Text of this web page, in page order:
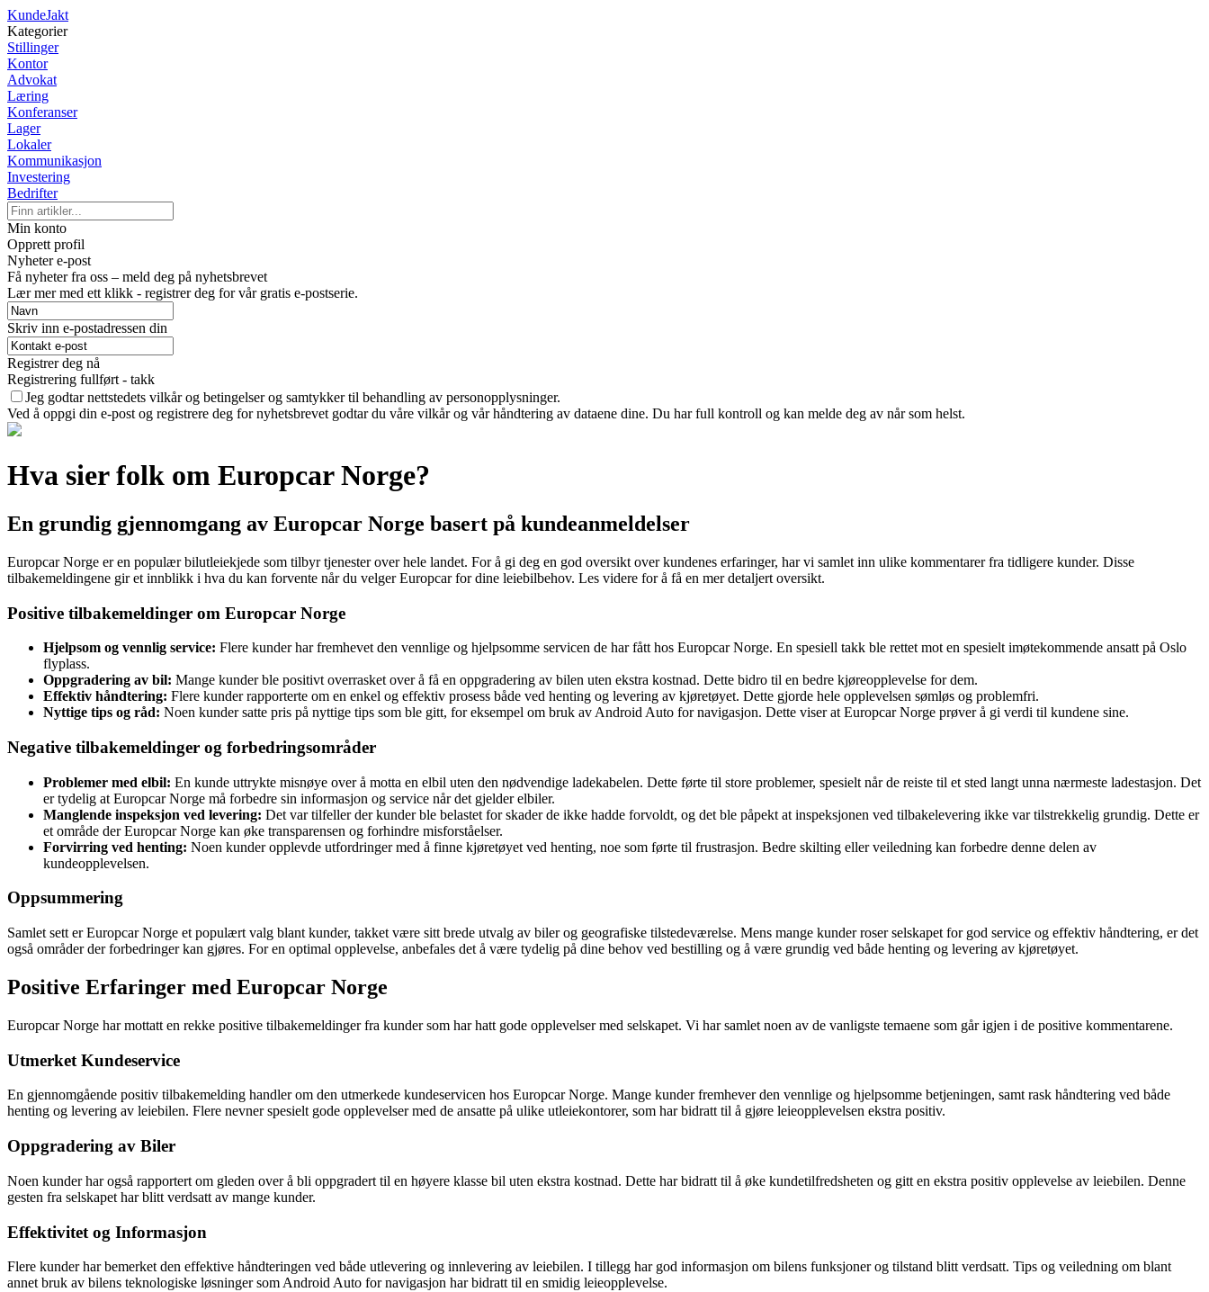
KundeJakt
Kategorier
Stillinger
Kontor
Advokat
Læring
Konferanser
Lager
Lokaler
Kommunikasjon
Investering
Bedrifter
Min konto
Opprett profil
Nyheter e-post
Få nyheter fra oss – meld deg på nyhetsbrevet
Lær mer med ett klikk - registrer deg for vår gratis e-postserie.
Skriv inn e-postadressen din
Registrer deg nå
Registrering fullført - takk
Jeg godtar nettstedets vilkår og betingelser og samtykker til behandling av personopplysninger.
Ved å oppgi din e-post og registrere deg for nyhetsbrevet godtar du våre vilkår og vår håndtering av dataene dine. Du har full kontroll og kan melde deg av når som helst.
Hva sier folk om Europcar Norge?
En grundig gjennomgang av Europcar Norge basert på kundeanmeldelser
Europcar Norge er en populær bilutleiekjede som tilbyr tjenester over hele landet. For å gi deg en god oversikt over kundenes erfaringer, har vi samlet inn ulike kommentarer fra tidligere kunder. Disse
tilbakemeldingene gir et innblikk i hva du kan forvente når du velger Europcar for dine leiebilbehov. Les videre for å få en mer detaljert oversikt.
Positive tilbakemeldinger om Europcar Norge
Hjelpsom og vennlig service: Flere kunder har fremhevet den vennlige og hjelpsomme servicen de har fått hos Europcar Norge. En spesiell takk ble rettet mot en spesielt imøtekommende ansatt på Oslo
flyplass.
Oppgradering av bil: Mange kunder ble positivt overrasket over å få en oppgradering av bilen uten ekstra kostnad. Dette bidro til en bedre kjøreopplevelse for dem.
Effektiv håndtering: Flere kunder rapporterte om en enkel og effektiv prosess både ved henting og levering av kjøretøyet. Dette gjorde hele opplevelsen sømløs og problemfri.
Nyttige tips og råd: Noen kunder satte pris på nyttige tips som ble gitt, for eksempel om bruk av Android Auto for navigasjon. Dette viser at Europcar Norge prøver å gi verdi til kundene sine.
Negative tilbakemeldinger og forbedringsområder
Problemer med elbil: En kunde uttrykte misnøye over å motta en elbil uten den nødvendige ladekabelen. Dette førte til store problemer, spesielt når de reiste til et sted langt unna nærmeste ladestasjon. Det
er tydelig at Europcar Norge må forbedre sin informasjon og service når det gjelder elbiler.
Manglende inspeksjon ved levering: Det var tilfeller der kunder ble belastet for skader de ikke hadde forvoldt, og det ble påpekt at inspeksjonen ved tilbakelevering ikke var tilstrekkelig grundig. Dette er
et område der Europcar Norge kan øke transparensen og forhindre misforståelser.
Forvirring ved henting: Noen kunder opplevde utfordringer med å finne kjøretøyet ved henting, noe som førte til frustrasjon. Bedre skilting eller veiledning kan forbedre denne delen av
kundeopplevelsen.
Oppsummering
Samlet sett er Europcar Norge et populært valg blant kunder, takket være sitt brede utvalg av biler og geografiske tilstedeværelse. Mens mange kunder roser selskapet for god service og effektiv håndtering, er det
også områder der forbedringer kan gjøres. For en optimal opplevelse, anbefales det å være tydelig på dine behov ved bestilling og å være grundig ved både henting og levering av kjøretøyet.
Positive Erfaringer med Europcar Norge
Europcar Norge har mottatt en rekke positive tilbakemeldinger fra kunder som har hatt gode opplevelser med selskapet. Vi har samlet noen av de vanligste temaene som går igjen i de positive kommentarene.
Utmerket Kundeservice
En gjennomgående positiv tilbakemelding handler om den utmerkede kundeservicen hos Europcar Norge. Mange kunder fremhever den vennlige og hjelpsomme betjeningen, samt rask håndtering ved både
henting og levering av leiebilen. Flere nevner spesielt gode opplevelser med de ansatte på ulike utleiekontorer, som har bidratt til å gjøre leieopplevelsen ekstra positiv.
Oppgradering av Biler
Noen kunder har også rapportert om gleden over å bli oppgradert til en høyere klasse bil uten ekstra kostnad. Dette har bidratt til å øke kundetilfredsheten og gitt en ekstra positiv opplevelse av leiebilen. Denne
gesten fra selskapet har blitt verdsatt av mange kunder.
Effektivitet og Informasjon
Flere kunder har bemerket den effektive håndteringen ved både utlevering og innlevering av leiebilen. I tillegg har god informasjon om bilens funksjoner og tilstand blitt verdsatt. Tips og veiledning om blant
annet bruk av bilens teknologiske løsninger som Android Auto for navigasjon har bidratt til en smidig leieopplevelse.